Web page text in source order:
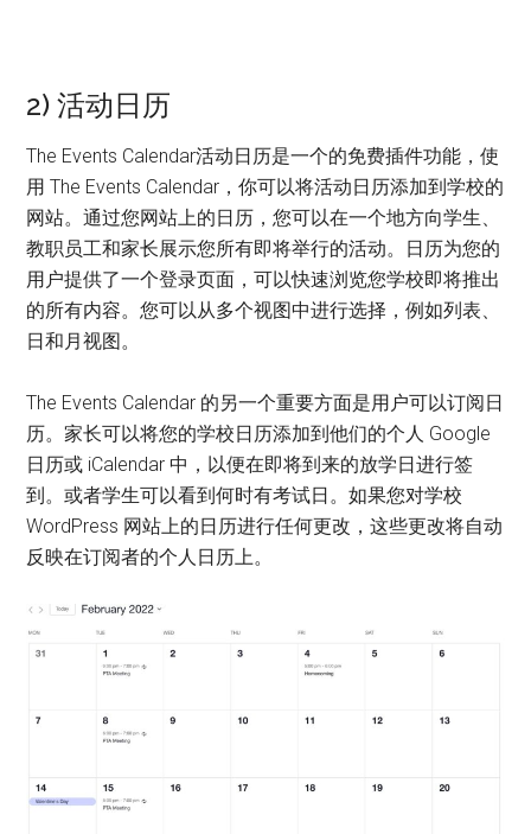
2) 活动日历
The Events Calendar活动日历是一个的免费插件功能，使
用 The Events Calendar，你可以将活动日历添加到学校的
网站。通过您网站上的日历，您可以在一个地方向学生、
教职员工和家长展示您所有即将举行的活动。日历为您的
用户提供了一个登录页面，可以快速浏览您学校即将推出
的所有内容。您可以从多个视图中进行选择，例如列表、
日和月视图。
The Events Calendar 的另一个重要方面是用户可以订阅日
历。家长可以将您的学校日历添加到他们的个人 Google
日历或 iCalendar 中，以便在即将到来的放学日进行签
到。或者学生可以看到何时有考试日。如果您对学校
WordPress 网站上的日历进行任何更改，这些更改将自动
反映在订阅者的个人日历上。